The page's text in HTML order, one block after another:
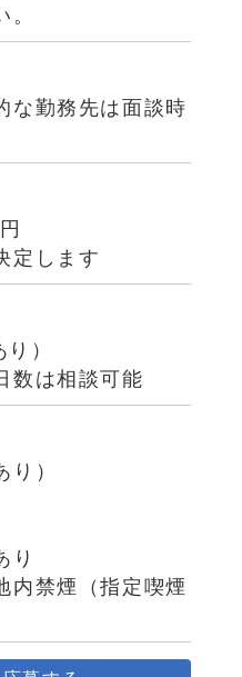
な勤務先は面談時
定します
）
数は相談可能
り）
り
内禁煙（指定喫煙